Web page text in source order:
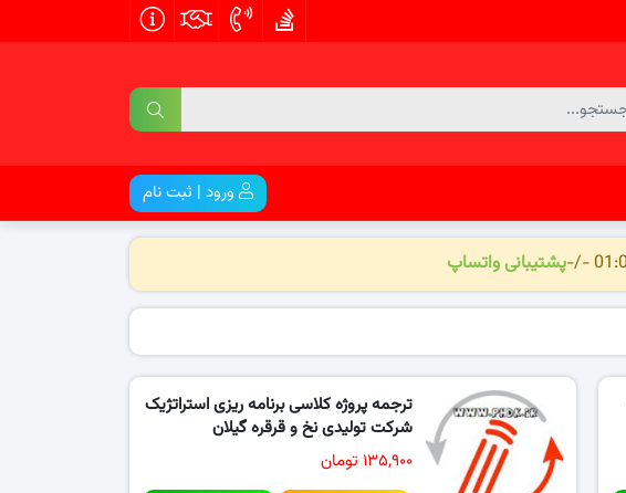
ورود | ثبت نام
پشتیبانی واتساپ
ترجمه پروژه کلاسی برنامه ریزی استراتژیک
شرکت تولیدی نخ و قرقره گیلان
۱۳۵,۹۰۰ تومان